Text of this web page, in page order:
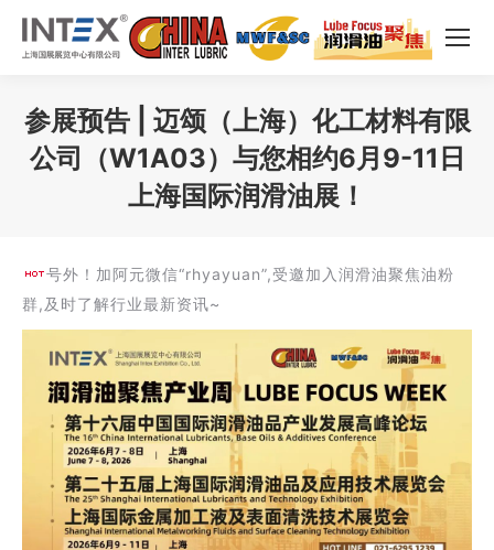
参展预告 | 迈颂（上海）化工材料有限
公司（W1A03）与您相约6月9-11日
上海国际润滑油展！
号外！加阿元微信“rhyayuan”,受邀加入润滑油聚焦油粉
群,及时了解行业最新资讯~